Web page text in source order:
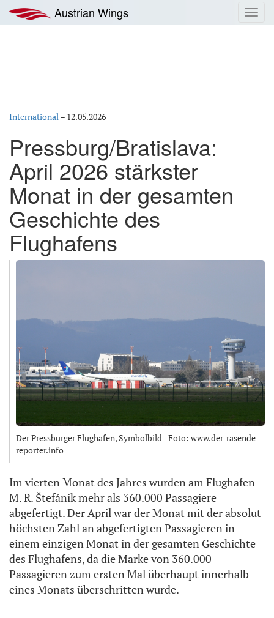
Inhalt
springen
Austrian Wings
International– 12.05.2026
Pressburg/Bratislava:
April 2026 stärkster
Monat in der gesamten
Geschichte des
Flughafens
Der Pressburger Flughafen, Symbolbild - Foto: www.der-rasende-
reporter.info
Im vierten Monat des Jahres wurden am Flughafen
M. R. Štefánik mehr als 360.000 Passagiere
abgefertigt. Der April war der Monat mit der absolut
höchsten Zahl an abgefertigten Passagieren in
einem einzigen Monat in der gesamten Geschichte
des Flughafens, da die Marke von 360.000
Passagieren zum ersten Mal überhaupt innerhalb
eines Monats überschritten wurde.